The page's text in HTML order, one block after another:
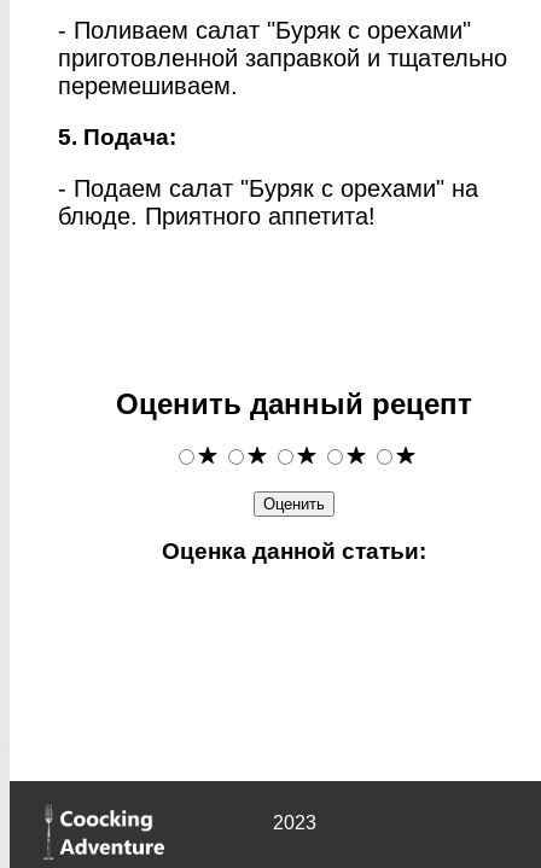
- Поливаем салат "Буряк с орехами"
приготовленной заправкой и тщательно
перемешиваем.
5. Подача:
- Подаем салат "Буряк с орехами" на
блюде. Приятного аппетита!
Оценить данный рецепт
Оценка данной статьи:
2023